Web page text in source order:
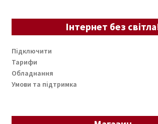
Інтернет без
Підключити
Тарифи
Обладнання
Умови та підтримка